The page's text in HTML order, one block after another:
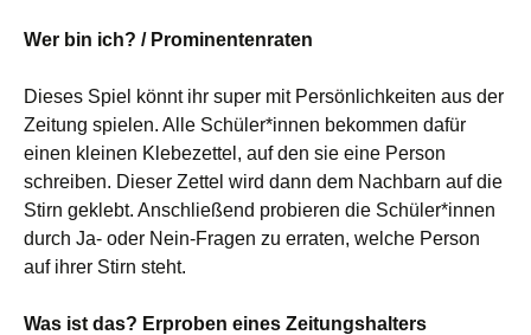
Wer bin ich? / Prominentenraten
Dieses Spiel könnt ihr super mit Persönlichkeiten aus der
Zeitung spielen. Alle Schüler*innen bekommen dafür
einen kleinen Klebezettel, auf den sie eine Person
schreiben. Dieser Zettel wird dann dem Nachbarn auf die
Stirn geklebt. Anschließend probieren die Schüler*innen
durch Ja- oder Nein-Fragen zu erraten, welche Person
auf ihrer Stirn steht.
Was ist das? Erproben eines Zeitungshalters